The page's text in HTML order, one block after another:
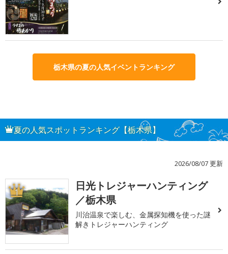
栃木県の夏の人気イベントランキング
夏の人気スポットランキング【栃木県】
2026/08/07 更新
1
日光トレジャーハンティング
／栃木県
川治温泉で楽しむ、金属探知機を使った謎
解きトレジャーハンティング